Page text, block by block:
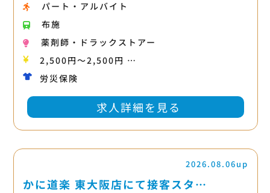
パート・アルバイト
布施
薬剤師・ドラックストアー
2,500円〜2,500円 …
労災保険
求人詳細を見る
2026.08.06up
かに道楽 東大阪店にて接客スタ…